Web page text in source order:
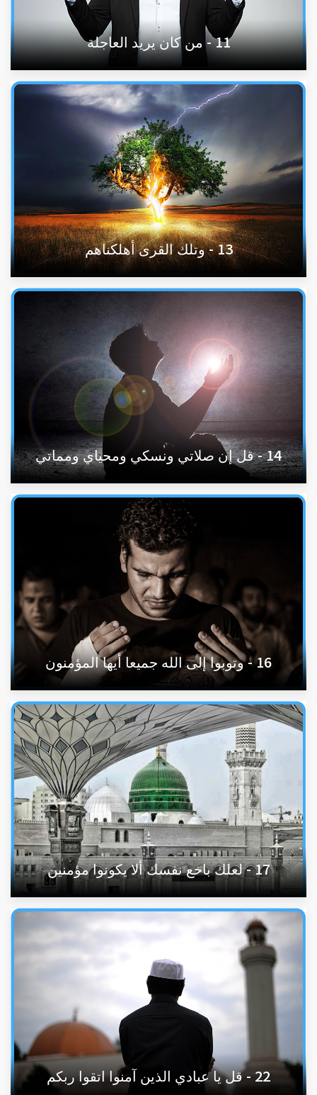
11 - من كان يريد العاجلة
13 - وتلك القرى أهلكناهم
14 - قل إن صلاتي ونسكي ومحياي ومماتي
16 - وتوبوا إلى الله جميعا أيها المؤمنون
17 - لعلك باخع نفسك ألا يكونوا مؤمنين
22 - قل يا عبادي الذين آمنوا اتقوا ربكم